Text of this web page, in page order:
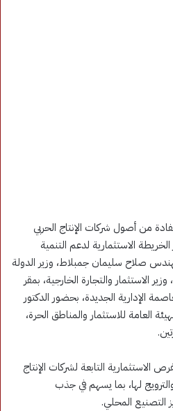
من أصول شركات الإنتاج الحربي
الاستثمارية لدعم التنمية
صلاح سليمان جمبلاط، وزير الدولة
الاستثمار والتجارة الخارجية، بمقر
الإدارية الجديدة، بحضور الدكتور
العامة للاستثمار والمناطق الحرة،
التابعة لشركات الإنتاج
لها، بما يسهم في جذب
التصنيع المحلي.